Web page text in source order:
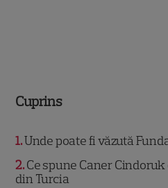
Cuprins
1 Unde poate fi văzută
2 Ce spune Caner
din Turcia